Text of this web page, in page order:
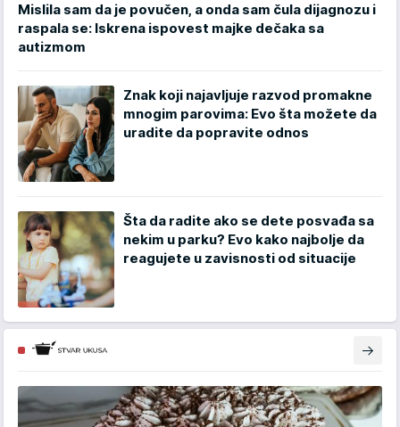
Mislila sam da je povučen, a onda sam čula dijagnozu i
raspala se: Iskrena ispovest majke dečaka sa
autizmom
Znak koji najavljuje razvod promakne
mnogim parovima: Evo šta možete da
uradite da popravite odnos
Šta da radite ako se dete posvađa sa
nekim u parku? Evo kako najbolje da
reagujete u zavisnosti od situacije